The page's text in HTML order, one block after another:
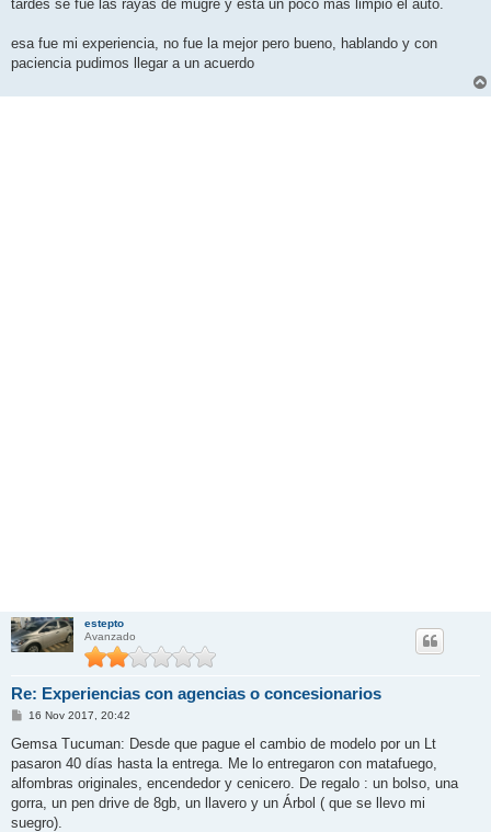
tardes se fue las rayas de mugre y esta un poco mas limpio el auto.
esa fue mi experiencia, no fue la mejor pero bueno, hablando y con
paciencia pudimos llegar a un acuerdo
estepto
Avanzado
Re: Experiencias con agencias o concesionarios
M
n
a
j
16 Nov 2017, 20:42
Gemsa Tucuman: Desde que pague el cambio de modelo por un Lt
pasaron 40 días hasta la entrega. Me lo entregaron con matafuego,
alfombras originales, encendedor y cenicero. De regalo : un bolso, una
gorra, un pen drive de 8gb, un llavero y un Árbol ( que se llevo mi
suegro).